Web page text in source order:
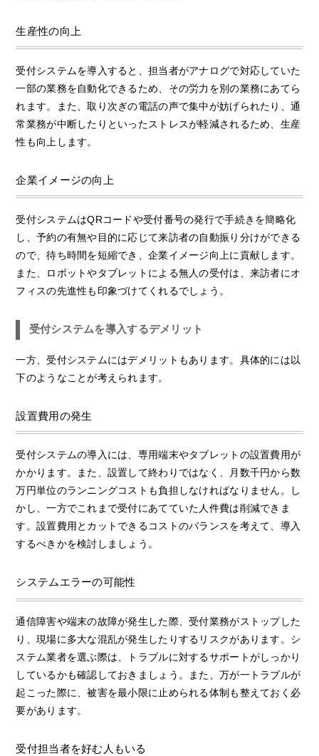
生産性の向上
受付システムを導入すると、担当者がアナログで対応していた
一部の業務を自動化できるため、その労力を別の業務にあてら
れます。また、取り次ぎの電話の声で集中が妨げられたり、通
常業務が中断したりといったストレスが軽減されるため、生産
性も向上します。
企業イメージの向上
受付システムはQRコードや受付番号の発行で手続きを簡略化
し、予約の有無や目的に応じて来訪者の自動振り分けができる
ので、待ち時間を短縮でき、企業イメージ向上に貢献します。
また、ロボットやタブレットによる無人の受付は、来訪者にオ
フィスの先進性も印象づけてくれるでしょう。
受付システムを導入するデメリット
一方、受付システムにはデメリットもあります。具体的には以
下のようなことが考えられます。
設置費用の発生
受付システムの導入には、専用端末やタブレットの設置費用が
かかります。また、設置して終わりではなく、月数千円から数
万円単位のランニングコストも負担しなければなりません。し
かし、一方でこれまで受付にあてていた人件費は削減できま
す。設置費用とカットできるコストのバランスを考えて、導入
するべきかを検討しましょう。
システムエラーの可能性
通信障害や端末の故障が発生した際、受付業務がストップした
り、現場に多大な混乱が発生したりするリスクがあります。シ
ステム業者を選ぶ際は、トラブルに対するサポートがしっかり
しているかも確認しておきましょう。また、万が一トラブルが
起こった際に、被害を最小限に止められる体制も整えておく必
要があります。
受付担当者を好む人もいる